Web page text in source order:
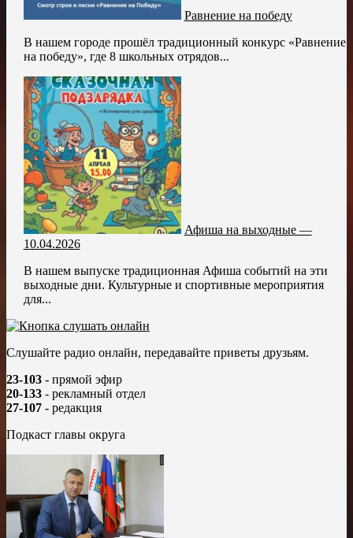
Равнение на победу
В нашем городе прошёл традиционный конкурс «Равнение
на победу», где 8 школьных отрядов...
Афиша на выходные —
10.04.2026
В нашем выпуске традиционная Афиша событий на эти
выходные дни. Культурные и спортивные мероприятия
для...
Слушайте радио онлайн, передавайте приветы друзьям.
23-103 - прямой эфир
20-133 - рекламный отдел
27-107 - редакция
Подкаст главы округа